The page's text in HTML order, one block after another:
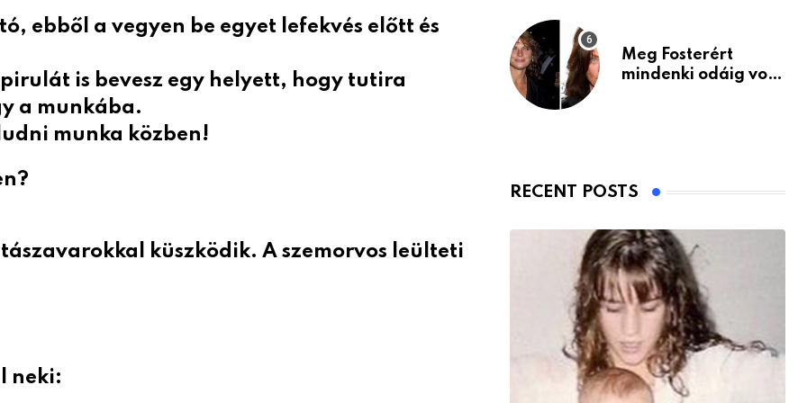
ebből a vegyen be egyet lefekvés előtt és
is bevesz egy helyett, hogy tutira
a munkába.
munka közben!
küszködik. A szemorvos leülteti
neki:
Meg Fosterért
mindenki odáig volt
RECENT POSTS